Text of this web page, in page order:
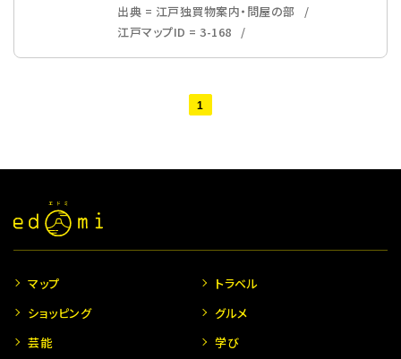
出典 = 江戸独買物案内・問屋の部
江戸マップID = 3-168
1
マップ
トラベル
ショッピング
グルメ
芸能
学び